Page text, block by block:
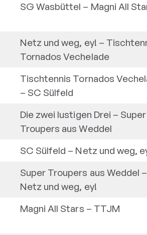
SG Wasbüttel – Magni All
Netz und weg, ey! –
Tornados Vechelade
Tischtennis Tornados
– SC Sülfeld
Die zwei lustigen Drei – Super
Troupers aus Weddel
SC Sülfeld – Netz und weg,
Super Troupers aus Weddel –
Netz und weg, ey!
Magni All Stars – TTJM